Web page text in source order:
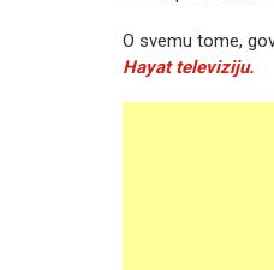
O svemu tome,
Hayat televiziju.